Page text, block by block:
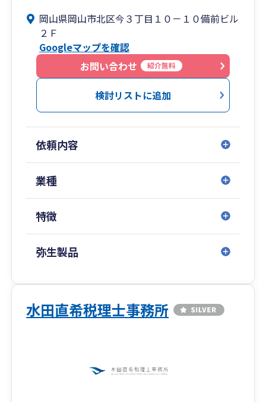
また経営計画の策定や、売上や利益の改善のため
の予算策定、黒字化に向けての各種分析も実施
し、御社の発展に貢献します。
クラウド会計の導入による経理業務や給与計算の
効率化の支援も実施しており、記帳代行も承って
います。
岡山県岡山市北区今３丁目１０－１０備前ビル
２Ｆ
Googleマップを確認
お問い合わせ
紹介無料
検討リストに追加
依頼内容
業種
特徴
弥生製品
水田直希税理士事務所